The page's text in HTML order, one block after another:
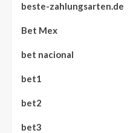
beste-zahlungsarten.de
Bet Mex
bet nacional
bet1
bet2
bet3